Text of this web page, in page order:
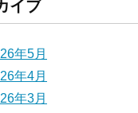
イブ
年5月
年4月
年3月